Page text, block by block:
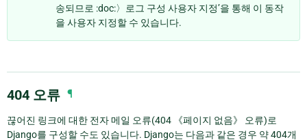
송되므로 :doc:〉로그 구성 사용자 지정’을 통해 이 동작
을 사용자 지정할 수 있습니다.
404 오류 ¶
끊어진 링크에 대한 전자 메일 오류(404 《페이지 없음》 오류)로
Django를 구성할 수도 있습니다. Django는 다음과 같은 경우 약 404개